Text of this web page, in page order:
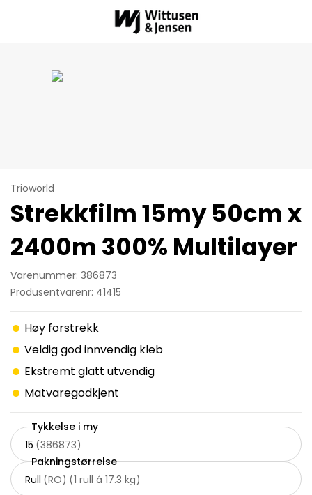
Trioworld
Strekkfilm 15my 50cm x
2400m 300% Multilayer
Varenummer: 386873
Produsentvarenr: 41415
Høy forstrekk
Veldig god innvendig kleb
Ekstremt glatt utvendig
Matvaregodkjent
Tykkelse i my
15 (386873)
Pakningstørrelse
Rull (RO) (1 rull á 17.3 kg)